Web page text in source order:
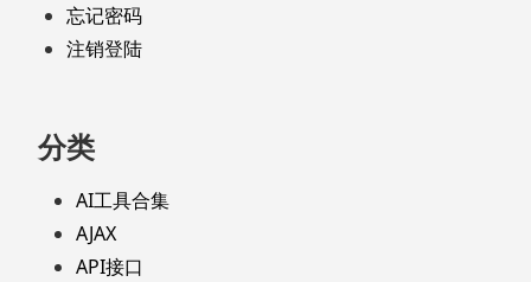
忘记密码
注销登陆
分类
AI工具合集
AJAX
API接口